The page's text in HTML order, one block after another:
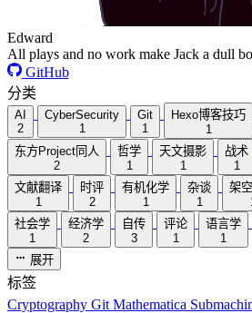
Edward
All plays and no work make Jack a dull
GitHub
分类
AI
2
CyberSecurity
1
Git
1
Hexo博客技巧
1
东方Project同人
2
哲学
1
天文摄影
1
战术
1
文献翻译
1
时评
2
有机化学
1
杂谈
1
架
社会学
1
经济学
2
自传
3
评论
1
语言学
1
展开
标签
Cryptography Git Mathematica